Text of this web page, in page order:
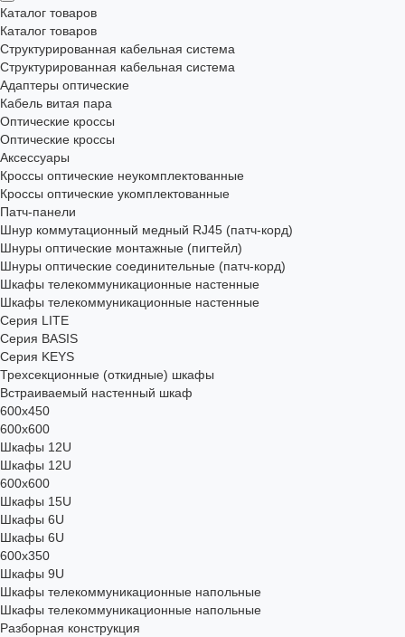
Каталог товаров
Каталог товаров
Структурированная кабельная система
Структурированная кабельная система
Адаптеры оптические
Кабель витая пара
Оптические кроссы
Оптические кроссы
Аксессуары
Кроссы оптические неукомплектованные
Кроссы оптические укомплектованные
Патч-панели
Шнур коммутационный медный RJ45 (патч-корд)
Шнуры оптические монтажные (пигтейл)
Шнуры оптические соединительные (патч-корд)
Шкафы телекоммуникационные настенные
Шкафы телекоммуникационные настенные
Cерия LITE
Cерия BASIS
Cерия KEYS
Трехсекционные (откидные) шкафы
Встраиваемый настенный шкаф
600x450
600x600
Шкафы 12U
Шкафы 12U
600x600
Шкафы 15U
Шкафы 6U
Шкафы 6U
600x350
Шкафы 9U
Шкафы телекоммуникационные напольные
Шкафы телекоммуникационные напольные
Разборная конструкция